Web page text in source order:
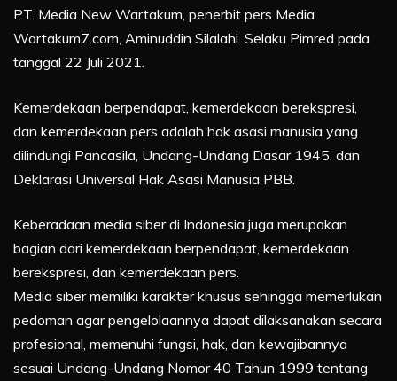
PT. Media New Wartakum, penerbit pers Media
Wartakum7.com, Aminuddin Silalahi. Selaku Pimred pada
tanggal 22 Juli 2021.
Kemerdekaan berpendapat, kemerdekaan berekspresi,
dan kemerdekaan pers adalah hak asasi manusia yang
dilindungi Pancasila, Undang-Undang Dasar 1945, dan
Deklarasi Universal Hak Asasi Manusia PBB.
Keberadaan media siber di Indonesia juga merupakan
bagian dari kemerdekaan berpendapat, kemerdekaan
berekspresi, dan kemerdekaan pers.
Media siber memiliki karakter khusus sehingga memerlukan
pedoman agar pengelolaannya dapat dilaksanakan secara
profesional, memenuhi fungsi, hak, dan kewajibannya
sesuai Undang-Undang Nomor 40 Tahun 1999 tentang